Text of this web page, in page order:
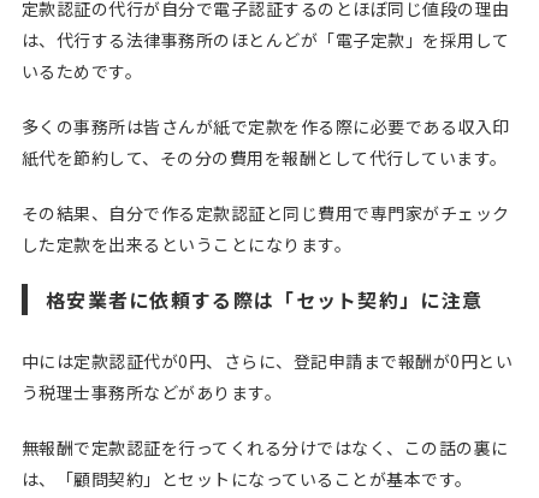
定款認証の代行が自分で電子認証するのとほぼ同じ値段の理由
は、代行する法律事務所のほとんどが「電子定款」を採用して
いるためです。
多くの事務所は皆さんが紙で定款を作る際に必要である収入印
紙代を節約して、その分の費用を報酬として代行しています。
その結果、自分で作る定款認証と同じ費用で専門家がチェック
した定款を出来るということになります。
格安業者に依頼する際は「セット契約」に注意
中には定款認証代が0円、さらに、登記申請まで報酬が0円とい
う税理士事務所などがあります。
無報酬で定款認証を行ってくれる分けではなく、この話の裏に
は、「顧問契約」とセットになっていることが基本です。